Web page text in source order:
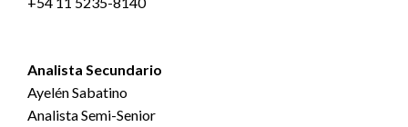
Analista Secundario
Ayelén Sabatino
Analista Semi-Senior